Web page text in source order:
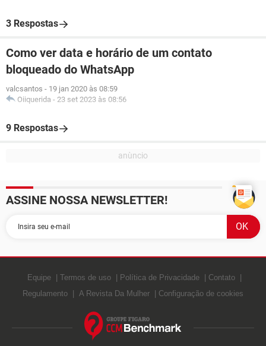
3 Respostas
Como ver data e horário de um contato
bloqueado do WhatsApp
valcsantos - 19 jan 2020 às 08:59
Oiiquerida - 23 set 2023 às 08:56
9 Respostas
ASSINE NOSSA NEWSLETTER!
Equipe Termos de uso Política de Privacidade
Contato
Regulamento
A Revista Da Mulher Configuração de cookies